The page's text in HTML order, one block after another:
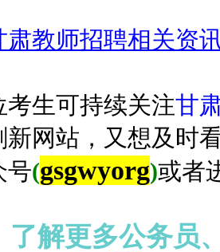
肃教师招聘相关资
考生可持续关注甘
新网站，又想及时
号(gsgwyorg)或者
了解更多公务员